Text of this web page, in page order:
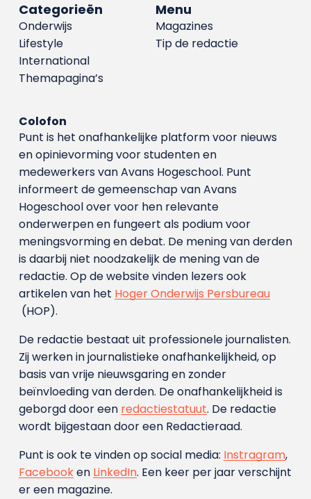
Menu
Magazines
Tip de redactie
Categorieën
Onderwijs
Lifestyle
International
Themapagina’s
Colofon
Punt is het onafhankelijke platform voor nieuws
en opinievorming voor studenten en
medewerkers van Avans Hoge­school. Punt
informeert de gemeenschap van Avans
Hogeschool over voor hen relevante
onderwerpen en fungeert als podium voor
meningsvorming en debat. De mening van derden
is daarbij niet noodzakelijk de mening van de
redactie. Op de website vinden lezers ook
artikelen van het Hoger Onderwijs Persbureau
(HOP).
De redactie bestaat uit professionele journalisten.
Zij werken in journalistieke onafhankelijkheid, op
basis van vrije nieuwsgaring en zonder
beïnvloeding van derden. De onafhankelijkheid is
geborgd door een redactiestatuut. De redactie
wordt bijgestaan door een Redactieraad.
Punt is ook te vinden op social media: Instragram,
Facebooken LinkedIn. Een keer per jaar verschijnt
er een magazine.